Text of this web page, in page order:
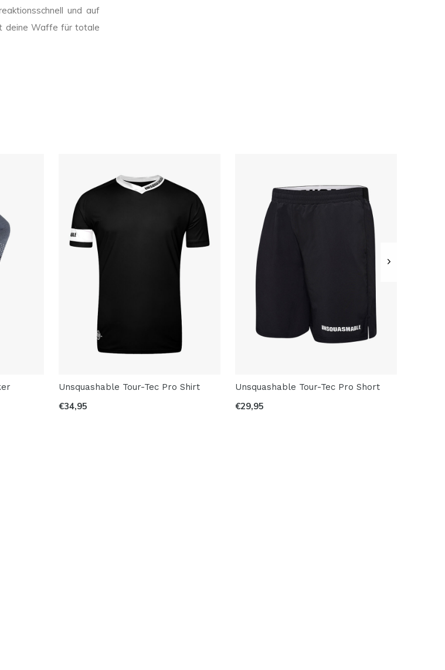
und auf
deine Waffe für totale
Unsquashable Tour-Tec Pro Shirt
€34,95
Unsquashable Tour-Tec Pro Short
€29,95